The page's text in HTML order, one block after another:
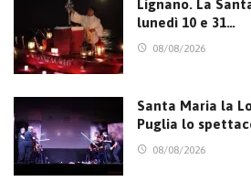
Lignano. La
lunedì 10 e 31…
08/08/2026
Santa Maria la
Puglia lo
08/08/2026